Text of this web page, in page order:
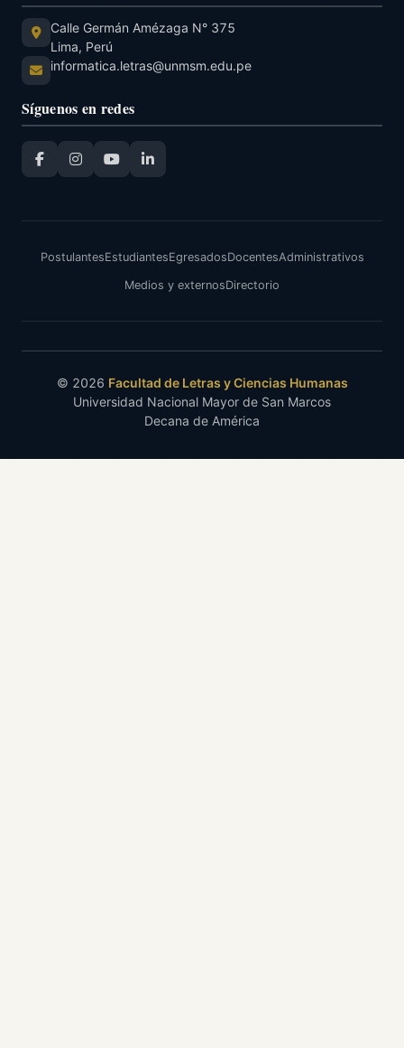
Calle Germán Amézaga N° 375
Lima, Perú
informatica.letras@unmsm.edu.pe
Síguenos en redes
PostulantesEstudiantesEgresadosDocentesAdministrativos
Medios y externosDirectorio
© 2026 Facultad de Letras y Ciencias Humanas
Universidad Nacional Mayor de San Marcos
Decana de América